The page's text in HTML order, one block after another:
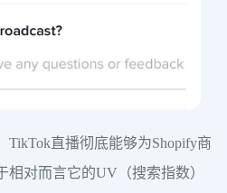
TikTok直播彻底能够为Shopify商
相对而言它的UV（搜索指数）